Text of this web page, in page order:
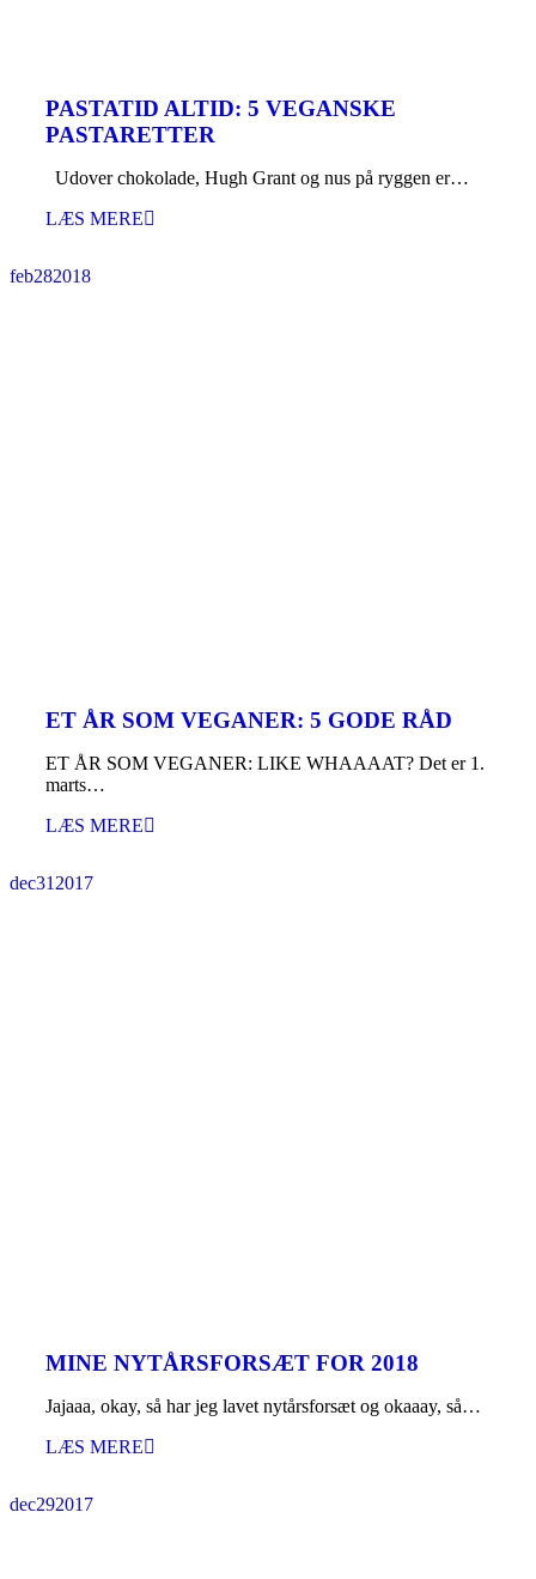
PASTATID ALTID: 5 VEGANSKE
PASTARETTER
Udover chokolade, Hugh Grant og nus på ryggen er…
LÆS MERE
feb282018
ET ÅR SOM VEGANER: 5 GODE RÅD
ET ÅR SOM VEGANER: LIKE WHAAAAT? Det er 1.
marts…
LÆS MERE
dec31 2017
MINE NYTÅRSFORSÆT FOR 2018
Jajaaa, okay, så har jeg lavet nytårsforsæt og okaaay, så…
LÆS MERE
dec292017